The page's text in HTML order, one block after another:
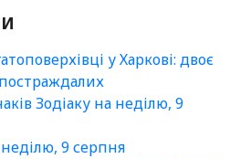
у Харкові: двоє
Зодіаку на неділю, 9
9 серпня